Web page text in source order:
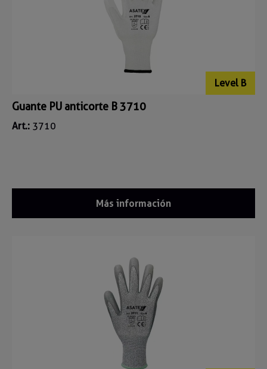
Level B
Guante PU anticorte B 3710
Art.: 3710
Más información